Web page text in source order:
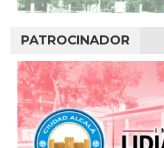
PATROCINADOR